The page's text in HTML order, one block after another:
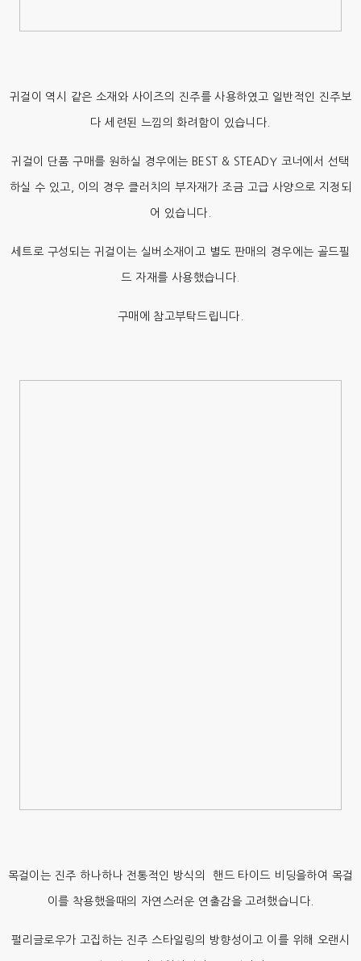
귀걸이 역시 같은 소재와 사이즈의 진주를 사용하였고 일반적인 진주보
다 세련된 느낌의 화려함이 있습니다.
귀걸이 단품 구매를 원하실 경우에는 BEST & STEADY 코너에서 선택
하실 수 있고, 이의 경우 클러치의 부자재가 조금 고급 사양으로 지정되
어 있습니다.
세트로 구성되는 귀걸이는 실버소재이고 별도 판매의 경우에는 골드필
드 자재를 사용했습니다.
구매에 참고부탁드립니다.
목걸이는 진주 하나하나 전통적인 방식의 핸드 타이드 비딩을하여 목걸
이를 착용했을때의 자연스러운 연출감을 고려했습니다.
펄리글로우가 고집하는 진주 스타일링의 방향성이고 이를 위해 오랜시